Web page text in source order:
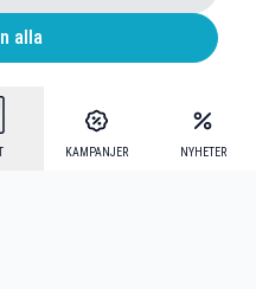
KAMPANJER NYHETER
alla